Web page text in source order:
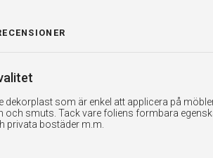
som är enkel att applicera på
och smuts. Tack vare foliens formbara
privata bostäder m.m.